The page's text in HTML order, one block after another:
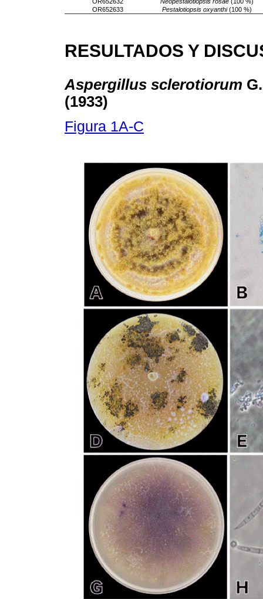
OR652633
Pestalotiopsis oxyanthi(100 %)
RESULTADOS Y
Aspergillus sclerotiorum
(1933)
Figura 1A-C